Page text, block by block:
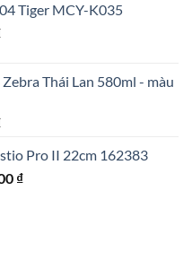
tại
là:
Tiger MCY-K035
Giá
là:
Thái Lan 580ml - màu
Giá
tại
là:
Pro II 22cm 162383
₫.
₫Giá